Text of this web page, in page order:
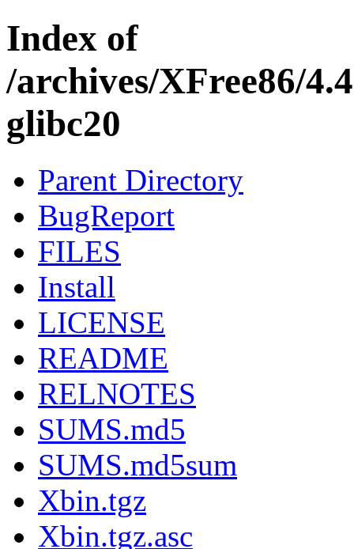
Index of
/archives/XFree86/
glibc20
Parent Directory
BugReport
FILES
Install
LICENSE
README
RELNOTES
SUMS.md5
SUMS.md5sum
Xbin.tgz
Xbin.tgz.asc